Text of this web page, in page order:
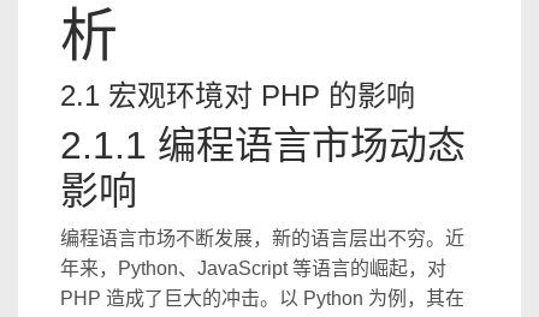
析
2.1 宏观环境对 PHP 的影响
2.1.1 编程语言市场动态
影响
编程语言市场不断发展，新的语言层出不穷。近
年来，Python、JavaScript 等语言的崛起，对
PHP 造成了巨大的冲击。以 Python 为例，其在